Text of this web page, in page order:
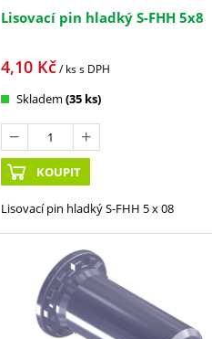
Lisovací pin hladký S-FHH 5x8
4,10Kč/ kss DPH
Skladem (35 ks)
KOUPIT
Lisovací pin hladký S-FHH 5 x 08